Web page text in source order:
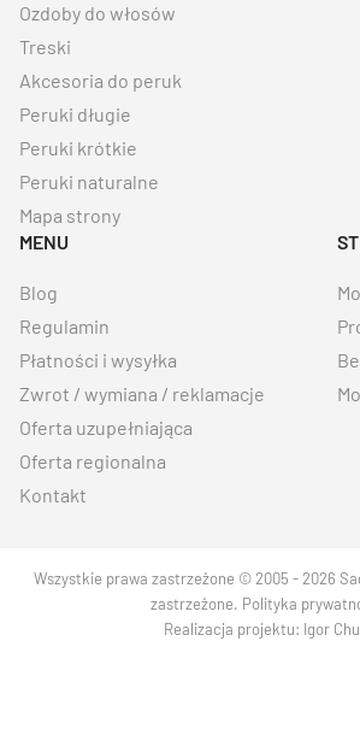
Ozdoby do włosów
Treski
Akcesoria do peruk
Peruki długie
Peruki krótkie
Peruki naturalne
Mapa strony
MENU
Blog
Regulamin
Płatności i wysyłka
Zwrot / wymiana / reklamacje
Oferta uzupełniająca
Oferta regionalna
Kontakt
Wszystkie prawa zastrzeżone © 2005 - 2026
zastrzeżone. Polityka
Realizacja projektu: Igor